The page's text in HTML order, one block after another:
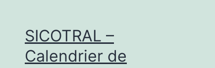
SICOTRAL –
Calendrier de